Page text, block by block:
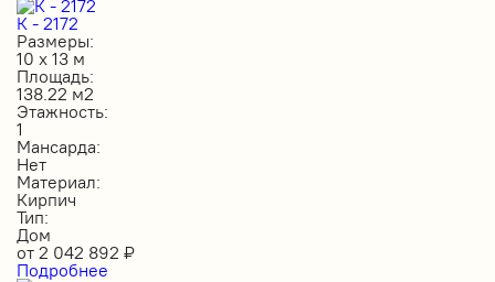
К - 2172
Размеры:
10 х 13 м
Площадь:
138.22 м2
Этажность:
1
Мансарда:
Нет
Материал:
Кирпич
Тип:
Дом
от 2 042 892 ₽
Подробнее